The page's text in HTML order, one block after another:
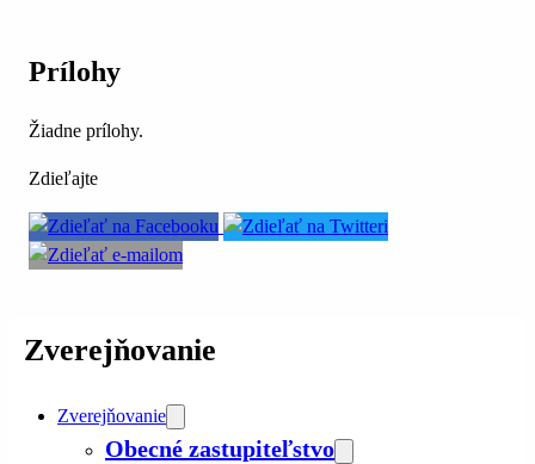
Prílohy
Žiadne prílohy.
Zdieľajte
Zverejňovanie
Zverejňovanie
Obecné zastupiteľstvo